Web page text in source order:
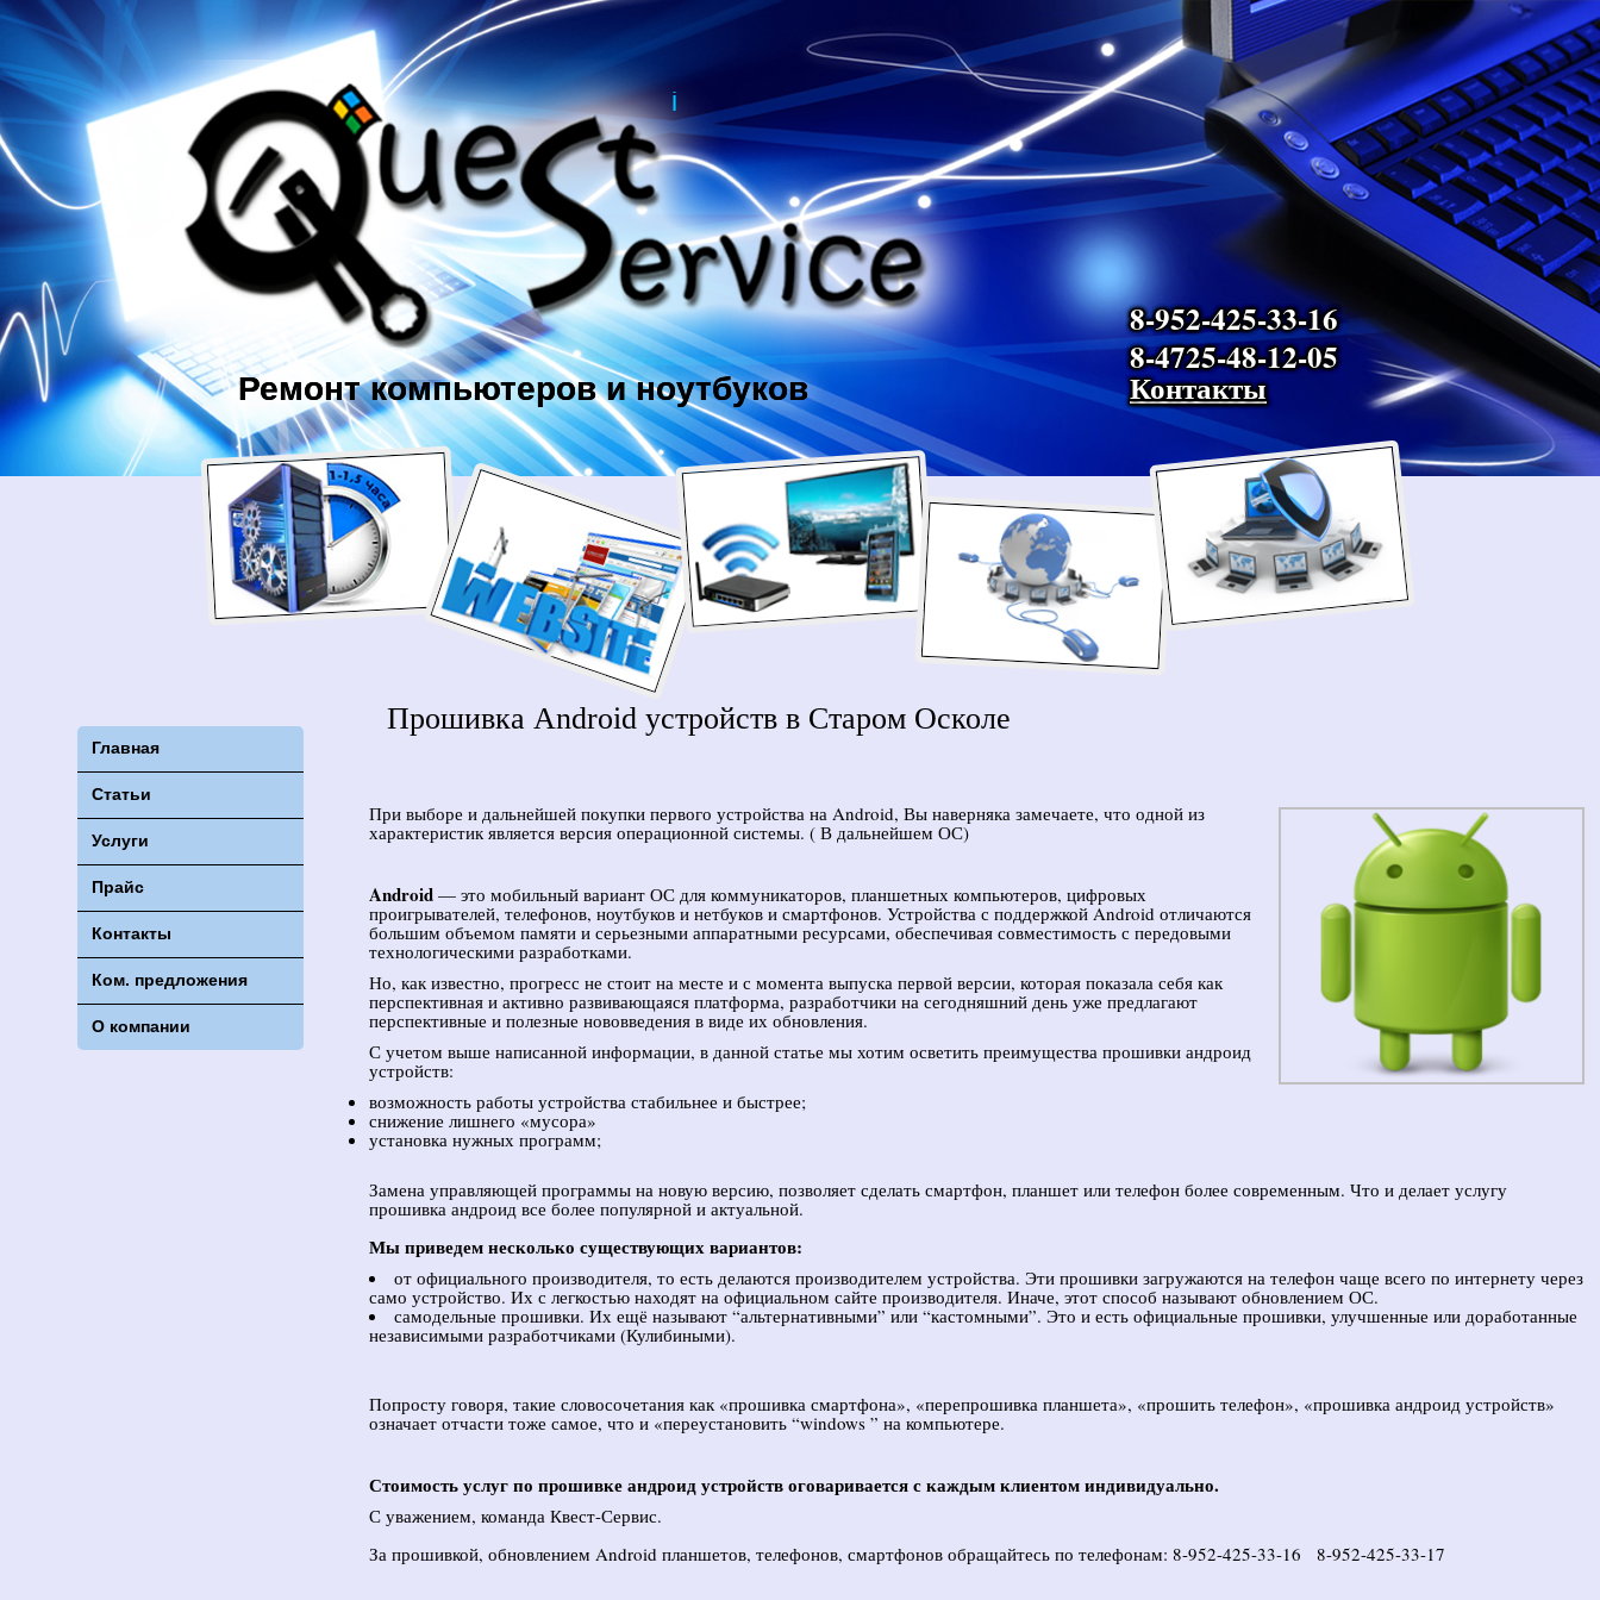
8-952-425-33-16
8-4725-48-12-05
Контакты
Ремонт компьютеров и ноутбуков
Главная
Статьи
Услуги
Прайс
Контакты
Ком. предложения
О компании
Прошивка Android устройств в Старом Осколе
При выборе и дальнейшей покупки первого устройства на Android, Вы наверняка замечаете, что одной из
характеристик является версия операционной системы. ( В дальнейшем ОС)
Android — это мобильный вариант ОС для коммуникаторов, планшетных компьютеров, цифровых
проигрывателей, телефонов, ноутбуков и нетбуков и смартфонов. Устройства с поддержкой Android отличаются
большим объемом памяти и серьезными аппаратными ресурсами, обеспечивая совместимость с передовыми
технологическими разработками.
Но, как известно, прогресс не стоит на месте и с момента выпуска первой версии, которая показала себя как
перспективная и активно развивающаяся платформа, разработчики на сегодняшний день уже предлагают
перспективные и полезные нововведения в виде их обновления.
С учетом выше написанной информации, в данной статье мы хотим осветить преимущества прошивки андроид
устройств:
возможность работы устройства стабильнее и быстрее;
снижение лишнего «мусора»
установка нужных программ;
Замена управляющей программы на новую версию, позволяет сделать смартфон, планшет или телефон более современным. Что и делает услугу
прошивка андроид все более популярной и актуальной.
Мы приведем несколько существующих вариантов:
от официального производителя, то есть делаются производителем устройства. Эти прошивки загружаются на телефон чаще всего по интернету через
само устройство. Их с легкостью находят на официальном сайте производителя. Иначе, этот способ называют обновлением ОС.
самодельные прошивки. Их ещё называют “альтернативными” или “кастомными”. Это и есть официальные прошивки, улучшенные или доработанные
независимыми разработчиками (Кулибиными).
Попросту говоря, такие словосочетания как «прошивка смартфона», «перепрошивка планшета», «прошить телефон», «прошивка андроид устройств»
означает отчасти тоже самое, что и «переустановить “windows ” на компьютере.
Стоимость услуг по прошивке андроид устройств оговаривается с каждым клиентом индивидуально.
С уважением, команда Квест-Сервис.
За прошивкой, обновлением Android планшетов, телефонов, смартфонов обращайтесь по телефонам: 8-952-425-33-16 8-952-425-33-17